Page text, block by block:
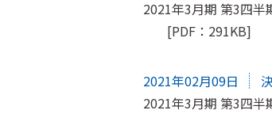
2021年3月期 第3四半
[PDF：291KB]
2021年02月09日
2021年3月期 第3四半